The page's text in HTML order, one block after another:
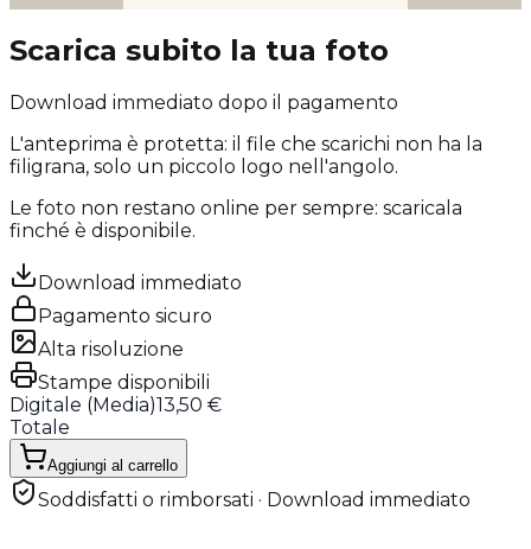
Scarica subito la tua foto
Download immediato dopo il pagamento
L'anteprima è protetta: il file che scarichi non ha la
filigrana, solo un piccolo logo nell'angolo.
Le foto non restano online per sempre: scaricala
finché è disponibile.
Download immediato
Pagamento sicuro
Alta risoluzione
Stampe disponibili
Digitale (Media)13,50 €
Totale
Aggiungi al carrello
Soddisfatti o rimborsati · Download immediato